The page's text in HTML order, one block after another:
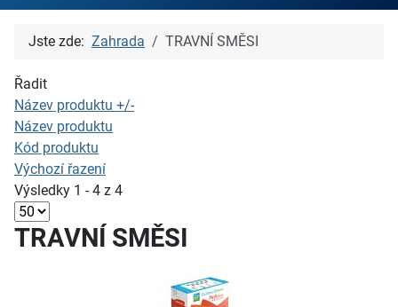
Jste zde: Zahrada TRAVNÍ SMĚSI
Řadit
Název produktu +/-
Název produktu
Kód produktu
Výchozí řazení
Výsledky 1 - 4 z 4
TRAVNÍ SMĚSI